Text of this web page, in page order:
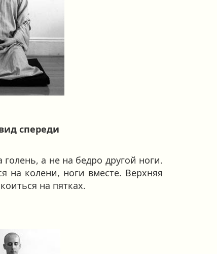
спереди
а не на бедро другой ноги.
на колени, ноги вместе. Верхняя
на пятках.